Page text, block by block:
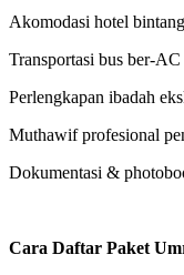
Akomodasi hotel
Transportasi bus ber-AC
Perlengkapan ibadah
Muthawif profesional
Dokumentasi &
Cara Daftar Paket